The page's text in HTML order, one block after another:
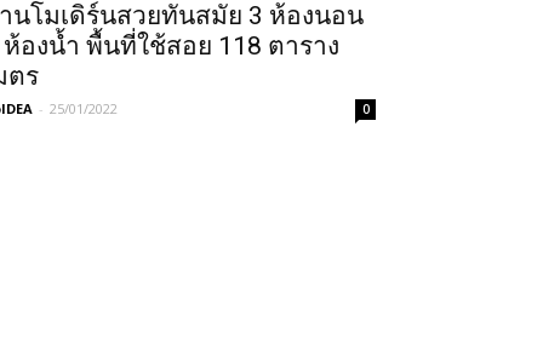
นโมเดิร์นสวยทันสมัย 3 ห้องนอน
ห้องน้ำ พื้นที่ใช้สอย 118 ตาราง
ตร
- 25/01/2022 0